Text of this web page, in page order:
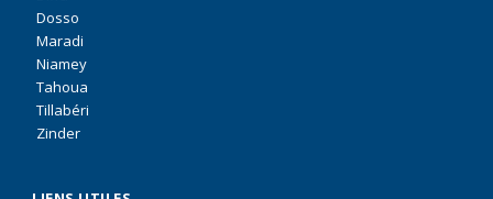
Dosso
Maradi
Niamey
Tahoua
Tillabéri
Zinder